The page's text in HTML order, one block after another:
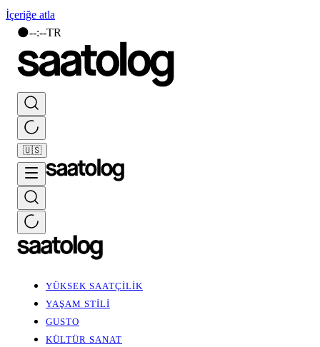
İçeriğe atla
🌑--:--TR
🇺🇸
YÜKSEK SAATÇİLİK
YAŞAM STİLİ
GUSTO
KÜLTÜR SANAT